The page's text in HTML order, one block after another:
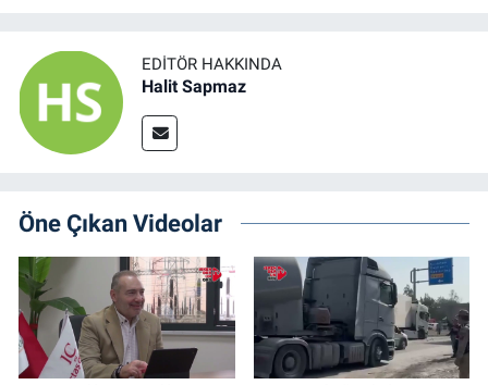
EDITÖR HAKKINDA
Halit Sapmaz
Öne Çıkan Videolar